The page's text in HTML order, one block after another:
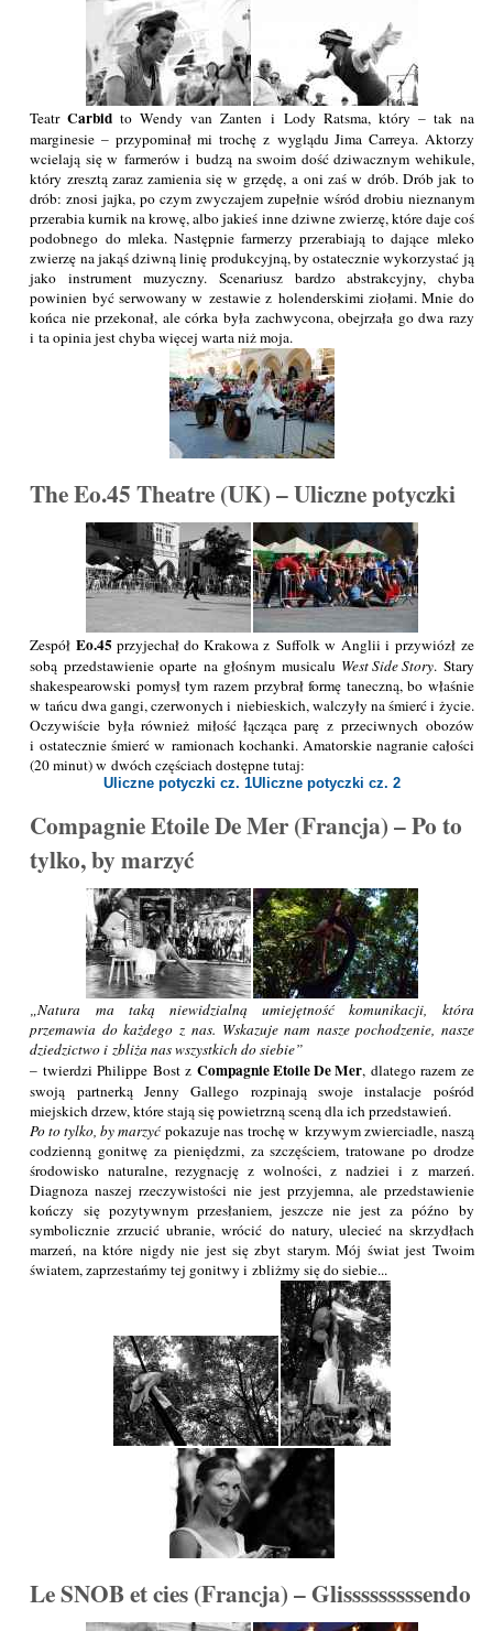
TeatrCarbid to Wendy van Zanten i Lody Ratsma, który – tak na
marginesie – przypominał mi trochę z wyglądu Jima Carreya. Aktorzy
wcielają się w farmerów i budzą na swoim dość dziwacznym wehikule,
który zresztą zaraz zamienia się w grzędę, a oni zaś w drób. Drób jak to
drób: znosi jajka, po czym zwyczajem zupełnie wśród drobiu nieznanym
przerabia kurnik na krowę, albo jakieś inne dziwne zwierzę, które daje coś
podobnego do mleka. Następnie farmerzy przerabiają to dające mleko
zwierzę na jakąś dziwną linię produkcyjną, by ostatecznie wykorzystać ją
jako instrument muzyczny. Scenariusz bardzo abstrakcyjny, chyba
powinien być serwowany w zestawie z holenderskimi ziołami. Mnie do
końca nie przekonał, ale córka była zachwycona, obejrzała go dwa razy
i ta opinia jest chyba więcej warta niż moja.
The Eo.45 Theatre (UK) – Uliczne potyczki
Zespół Eo.45 przyjechał do Krakowa z Suffolk w Anglii i przywiózł ze
sobą przedstawienie oparte na głośnym musicalu West Side Story. Stary
shakespearowski pomysł tym razem przybrał formę taneczną, bo właśnie
w tańcu dwa gangi, czerwonych i niebieskich, walczyły na śmierć i życie.
Oczywiście była również miłość łącząca parę z przeciwnych obozów
i ostatecznie śmierć w ramionach kochanki. Amatorskie nagranie całości
(20 minut) w dwóch częściach dostępne tutaj:
Uliczne potyczki cz. 1Uliczne potyczki cz. 2
Compagnie Etoile De Mer (Francja) – Po to
tylko, by marzyć
Natura ma taką niewidzialną umiejętność komunikacji, która
przemawia do każdego z nas. Wskazuje nam nasze pochodzenie, nasze
dziedzictwo i zbliża nas wszystkich do siebie
– twierdzi Philippe Bost zCompagnie Etoile De Mer, dlatego razem ze
swoją partnerką Jenny Gallego rozpinają swoje instalacje pośród
miejskich drzew, które stają się powietrzną sceną dla ich przedstawień.
Po to tylko, by marzyć pokazuje nas trochę w krzywym zwierciadle, naszą
codzienną gonitwę za pieniędzmi, za szczęściem, tratowane po drodze
środowisko naturalne, rezygnację z wolności, z nadziei i z marzeń.
Diagnoza naszej rzeczywistości nie jest przyjemna, ale przedstawienie
kończy się pozytywnym przesłaniem, jeszcze nie jest za późno by
symbolicznie zrzucić ubranie, wrócić do natury, ulecieć na skrzydłach
marzeń, na które nigdy nie jest się zbyt starym. Mój świat jest Twoim
światem, zaprzestańmy tej gonitwy i zbliżmy się do siebie...
Le SNOB et cies (Francja) – Glisssssssssendo